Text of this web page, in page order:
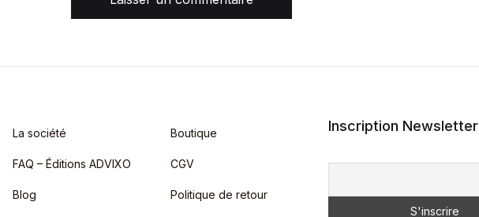
La société
FAQ – Éditions ADVIXO
Blog
Boutique
CGV
Politique de retour
Inscription Newsletter